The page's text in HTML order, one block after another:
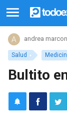
Salud
andrea
Bultito